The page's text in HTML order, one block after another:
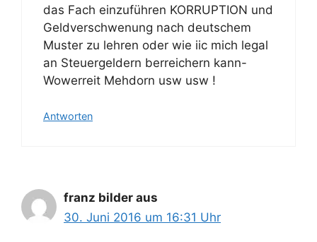
das Fach einzuführen KORRUPTION und
Geldverschwenung nach deutschem
Muster zu lehren oder wie iic mich legal
an Steuergeldern berreichern kann-
Wowerreit Mehdorn usw usw !
Antworten
franz bilder aus
30. Juni 2016 um 16:31 Uhr